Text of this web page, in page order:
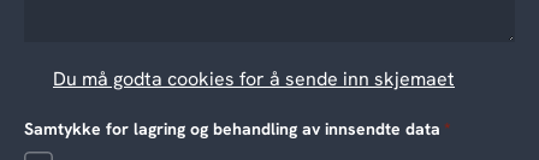
Du må godta cookies for å sende inn skjemaet
Samtykke for lagring og behandling av innsendte data *